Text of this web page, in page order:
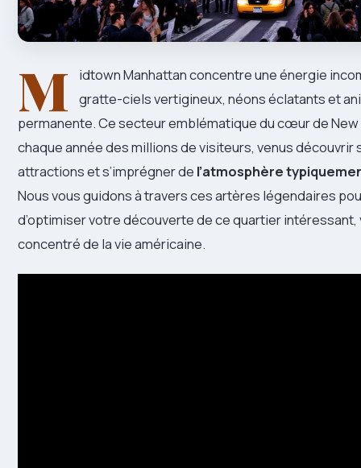
M
idtown Manhattan concentre une énergie
gratte-ciels vertigineux, néons éclatants et
permanente. Ce secteur emblématique du cœur de New
chaque année des millions de visiteurs, venus découvrir
attractions et s’imprégner de l’atmosphère
Nous vous guidons à travers ces artères légendaires
d’optimiser votre découverte de ce quartier
concentré de la vie américaine.